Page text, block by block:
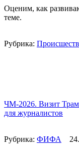
Оценим, как
теме.
Рубрика:
ЧМ-2026. Визит
для журналистов
Рубрика: ФИФА